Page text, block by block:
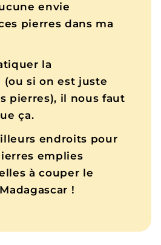
envie
pierres dans ma
la
(ou si on est juste
pierres), il nous faut
ça.
endroits pour
emplies
à couper le
!